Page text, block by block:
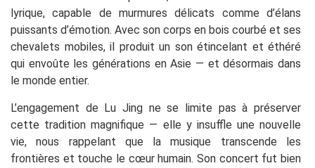
lyrique, capable de murmures délicats comme d’élans
puissants d’émotion. Avec son corps en bois courbé et ses
chevalets mobiles, il produit un son étincelant et éthéré
qui envoûte les générations en Asie — et désormais dans
le monde entier.
L’engagement de Lu Jing ne se limite pas à préserver
cette tradition magnifique — elle y insuffle une nouvelle
vie, nous rappelant que la musique transcende les
frontières et touche le cœur humain. Son concert fut bien